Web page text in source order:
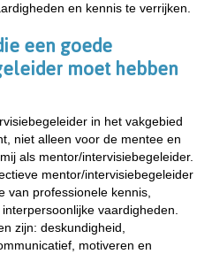
en kennis te verrijken.
een goede
moet hebben
in het vakgebied
niet alleen voor de mentee en
als mentor/intervisiebegeleider.
mentor/intervisiebegeleider
van professionele kennis,
vaardigheden.
zijn: deskundigheid,
motiveren en